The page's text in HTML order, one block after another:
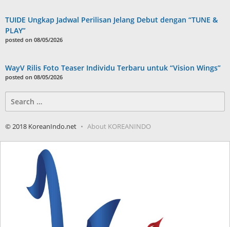
TUIDE Ungkap Jadwal Perilisan Jelang Debut dengan “TUNE &
PLAY”
posted on 08/05/2026
WayV Rilis Foto Teaser Individu Terbaru untuk “Vision Wings”
posted on 08/05/2026
for:
© 2018 KoreanIndo.net About KOREANINDO